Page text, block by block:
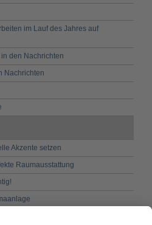
im Lauf des Jahres auf
den Nachrichten
Nachrichten
Akzente setzen
Raumausstattung
im Internet erwerben